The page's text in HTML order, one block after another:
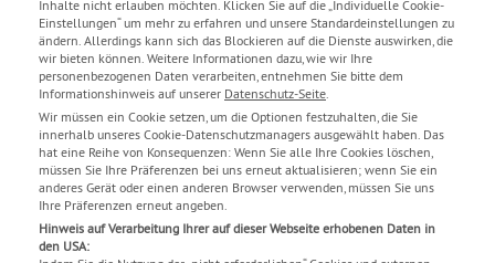
Inhalte nicht erlauben möchten. Klicken Sie auf die „Individuelle Cookie-
Einstellungen“ um mehr zu erfahren und unsere Standardeinstellungen zu
ändern. Allerdings kann sich das Blockieren auf die Dienste auswirken, die
wir bieten können. Weitere Informationen dazu, wie wir Ihre
personenbezogenen Daten verarbeiten, entnehmen Sie bitte dem
Informationshinweis auf unserer Datenschutz-Seite.
Wir müssen ein Cookie setzen, um die Optionen festzuhalten, die Sie
innerhalb unseres Cookie-Datenschutzmanagers ausgewählt haben. Das
hat eine Reihe von Konsequenzen: Wenn Sie alle Ihre Cookies löschen,
müssen Sie Ihre Präferenzen bei uns erneut aktualisieren; wenn Sie ein
anderes Gerät oder einen anderen Browser verwenden, müssen Sie uns
Ihre Präferenzen erneut angeben.
Hinweis auf Verarbeitung Ihrer auf dieser Webseite erhobenen Daten in
den USA:
Bitteakzeptieren Sie Marketing-Cookies,um die Karte zu
sehen.